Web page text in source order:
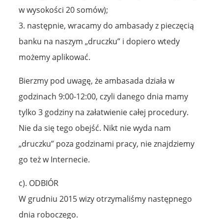
w wysokości 20 somów);
3. następnie, wracamy do ambasady z pieczęcią
banku na naszym „druczku” i dopiero wtedy
możemy aplikować.
Bierzmy pod uwagę, że ambasada działa w
godzinach 9:00-12:00, czyli danego dnia mamy
tylko 3 godziny na załatwienie całej procedury.
Nie da się tego obejść. Nikt nie wyda nam
„druczku” poza godzinami pracy, nie znajdziemy
go też w Internecie.
c). ODBIÓR
W grudniu 2015 wizy otrzymaliśmy następnego
dnia roboczego.